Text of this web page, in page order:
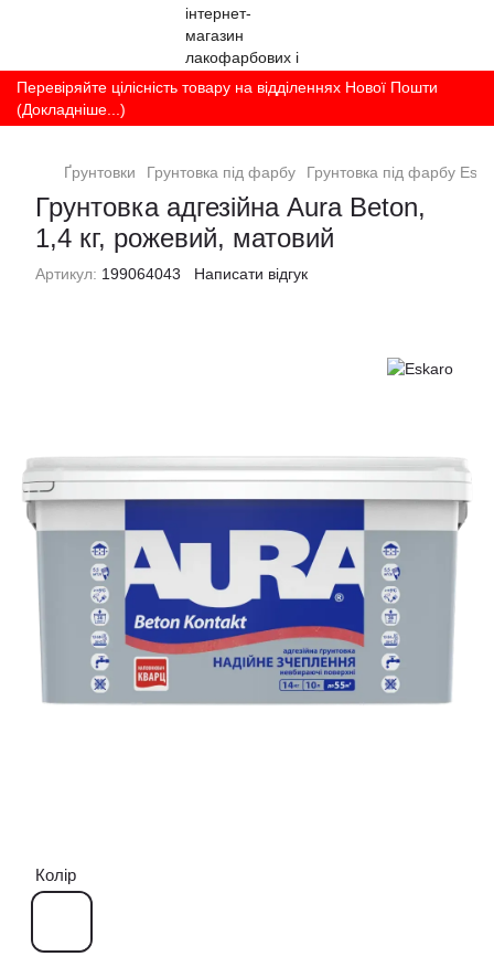
Перевіряйте цілісність товару на відділеннях Нової Пошти
(Докладніше...)
Ґрунтовки Грунтовка під фарбу Грунтовка під фарбу
Грунтовка адгезійна Aura Beton,
1,4 кг, рожевий, матовий
Артикул: 199064043 Написати відгук
Колір